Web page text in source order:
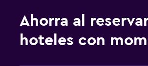
Ahorra al
hoteles con